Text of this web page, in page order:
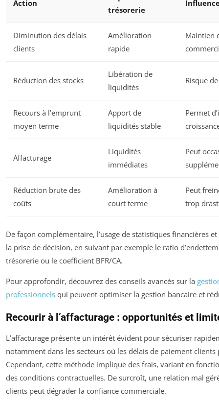
Action
trésorerie
Diminution des délais
clients
Amélioration
rapide
Maintien
Réduction des stocks
Libération de
liquidités
Risque
Recours à l’emprunt
moyen terme
Apport de
liquidités stable
Permet
Affacturage
Liquidités
immédiates
Peut
Réduction brute des
coûts
Amélioration à
court terme
Peut
trop
De façon complémentaire, l’usage de statistiques financières
la prise de décision, en suivant par exemple le ratio
trésorerie ou le coefficient BFR/CA.
Pour approfondir, découvrez des conseils avancés sur la
professionnels qui peuvent optimiser la gestion bancaire et
Recourir à l’affacturage : opportunités et
L’affacturage présente un intérêt évident pour sécuriser
notamment dans les secteurs où les délais de paiement clients
Cependant, cette méthode implique des frais, variant en
des conditions contractuelles. De surcroît, une relation mal
clients peut dégrader la confiance commerciale.